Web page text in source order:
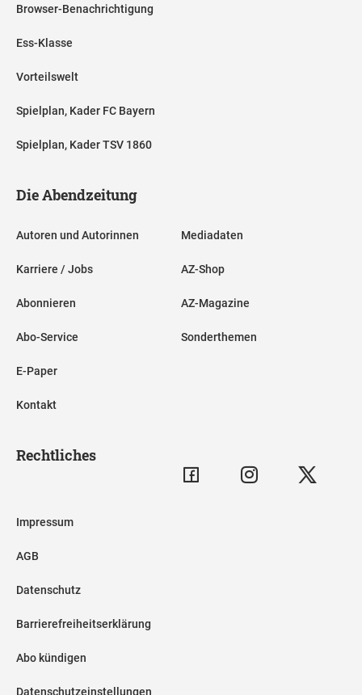
Browser-Benachrichtigung
Ess-Klasse
Vorteilswelt
Spielplan, Kader FC Bayern
Spielplan, Kader TSV 1860
Die Abendzeitung
Autoren und Autorinnen
Karriere / Jobs
Abonnieren
Abo-Service
E-Paper
Kontakt
Mediadaten
AZ-Shop
AZ-Magazine
Sonderthemen
Rechtliches
Impressum
AGB
Datenschutz
Barrierefreiheitserklärung
Abo kündigen
Datenschutzeinstellungen